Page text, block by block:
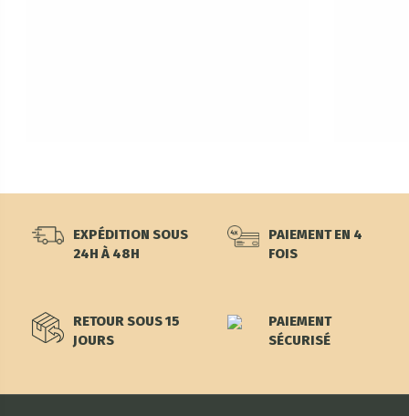
EXPÉDITION SOUS
24H À 48H
PAIEMENT EN 4
FOIS
RETOUR SOUS 15
JOURS
PAIEMENT
SÉCURISÉ